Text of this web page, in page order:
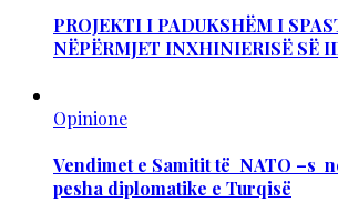
PROJEKTI I PADUKSHËM I
NËPËRMJET INXHINIERISË SË
Opinione
Vendimet e Samitit të NATO –s
pesha diplomatike e Turqisë